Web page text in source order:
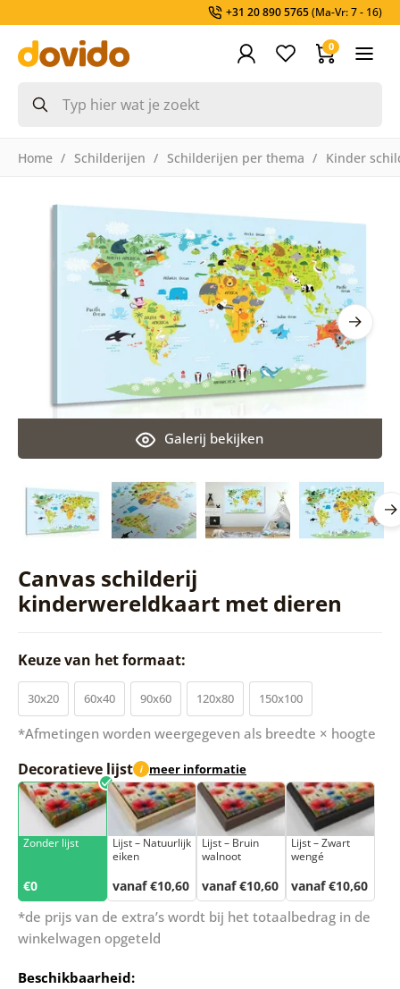
+31 20 890 5765(Ma-Vr: 7 - 16)
0
Home Schilderijen Schilderijen per thema Kinder
Canvas schilderij
kinderwereldkaart met dieren
Galerij bekijken
Keuze van het formaat:
30x20 60x40 90x60 120x80 150x100
*Afmetingen worden weergegeven als breedte × hoogte
Decoratieve lijst i meer informatie
Zonder lijst
€0
Lijst – Natuurlijk
eiken
vanaf €10,60
Lijst – Bruin
walnoot
vanaf €10,60
Lijst – Zwart
wengé
vanaf €10,60
*de prijs van de extra’s wordt bij het totaalbedrag in de
winkelwagen opgeteld
Beschikbaarheid: